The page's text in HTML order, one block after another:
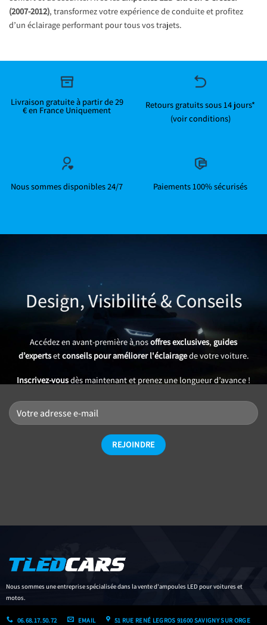
(2007-2012), transformez votre expérience de conduite et profitez
d’un éclairage performant pour tous vos trajets.
Livraison gratuite à partir de 29
€ en France Uniquement
Retours gratuits sous 14 jours*
(voir conditions)
Nous sommes disponibles 24/7 Paiements 100% sécurisés
Design, Visibilité & Conseils
Accédez en avant-première à nosoffres exclusives, guides
d’expertsetconseils pour améliorer l'éclairagede votre voiture.
Inscrivez-vousdès maintenant et prenez une longueur d’avance !
Nous sommes une entreprise spécialisée dans la vente d'ampoules LED pour voitures et
motos.
06.68.17.50.72 EMAIL 51 RUE RENÉ LEGROS 91600 SAVIGNY SUR ORGE